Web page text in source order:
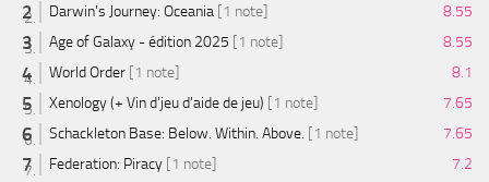
Darwin's Journey: Oceania [1 note]
8.55
Age of Galaxy - édition 2025 [1 note]
8.55
World Order [1 note]
8.1
Xenology (+ Vin d'jeu d'aide de jeu) [1 note]
7.65
Schackleton Base: Below. Within. Above. [1 note]
7.65
Federation: Piracy [1 note]
7.2